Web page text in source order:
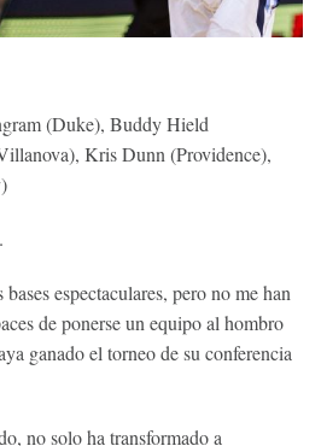
(Duke), Buddy Hield
Kris Dunn (Providence),
espectaculares, pero no me han
de ponerse un equipo al hombro
ganado el torneo de su conferencia
no solo ha transformado a